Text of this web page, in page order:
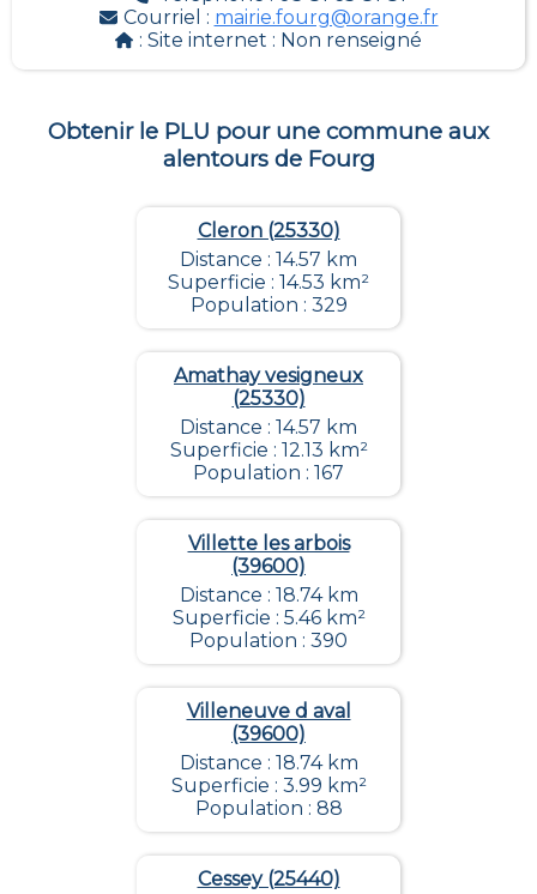
Courriel : mairie.fourg@orange.fr
: Site internet : Non renseigné
Obtenir le PLU pour une commune aux
alentours de Fourg
Cleron (25330)
Distance : 14.57 km
Superficie : 14.53 km²
Population : 329
Amathay vesigneux
(25330)
Distance : 14.57 km
Superficie : 12.13 km²
Population : 167
Villette les arbois
(39600)
Distance : 18.74 km
Superficie : 5.46 km²
Population : 390
Villeneuve d aval
(39600)
Distance : 18.74 km
Superficie : 3.99 km²
Population : 88
Cessey (25440)